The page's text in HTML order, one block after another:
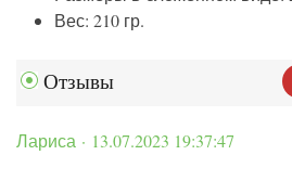
Вес: 210 гр.
Отзывы
Лариса · 13.07.2023 19:37:47